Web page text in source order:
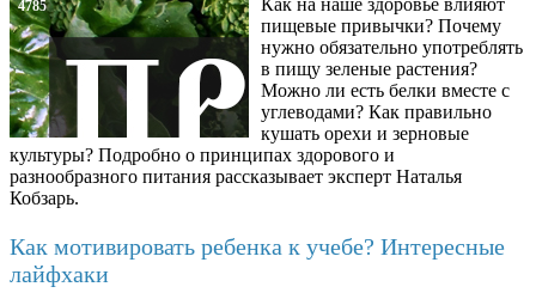
4785
Как на наше здоровье влияют
пищевые привычки? Почему
нужно обязательно употреблять
в пищу зеленые растения?
Можно ли есть белки вместе с
углеводами? Как правильно
кушать орехи и зерновые
культуры? Подробно о принципах здорового и
разнообразного питания рассказывает эксперт Наталья
Кобзарь.
Как мотивировать ребенка к учебе? Интересные
лайфхаки